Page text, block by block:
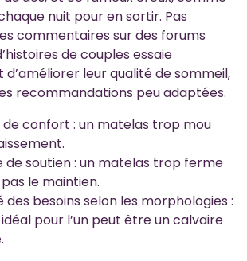
nuit pour en sortir. Pas
commentaires sur des forums
de couples essaie
leur qualité de sommeil,
recommandations peu adaptées.
de confort : un matelas trop mou
de soutien : un matelas trop ferme
le maintien.
des besoins selon les morphologies :
pour l’un peut être un calvaire